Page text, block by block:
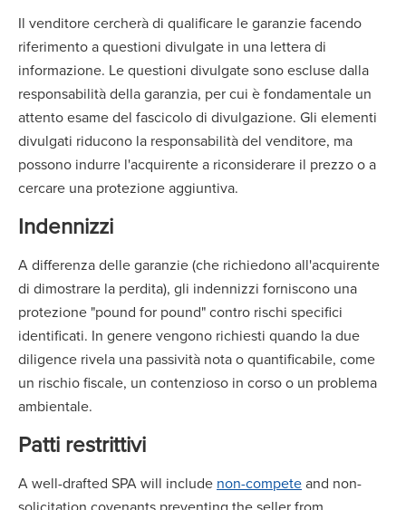
Il venditore cercherà di qualificare le garanzie facendo
riferimento a questioni divulgate in una lettera di
informazione. Le questioni divulgate sono escluse dalla
responsabilità della garanzia, per cui è fondamentale un
attento esame del fascicolo di divulgazione. Gli elementi
divulgati riducono la responsabilità del venditore, ma
possono indurre l'acquirente a riconsiderare il prezzo o a
cercare una protezione aggiuntiva.
Indennizzi
A differenza delle garanzie (che richiedono all'acquirente
di dimostrare la perdita), gli indennizzi forniscono una
protezione "pound for pound" contro rischi specifici
identificati. In genere vengono richiesti quando la due
diligence rivela una passività nota o quantificabile, come
un rischio fiscale, un contenzioso in corso o un problema
ambientale.
Patti restrittivi
A well-drafted SPA will include non-competeand non-